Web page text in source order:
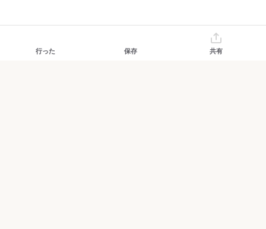
行った 保存 共有